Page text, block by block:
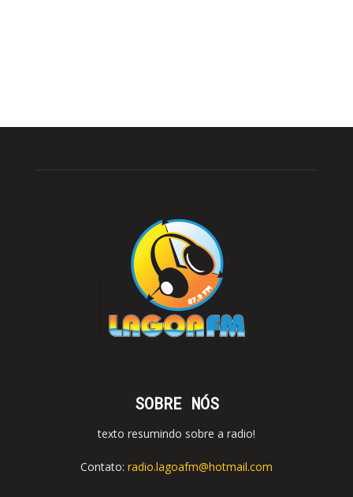
SOBRE NÓS
texto resumindo sobre a radio!
Contato: radio.lagoafm@hotmail.com